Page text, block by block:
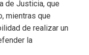
de Justicia, que
mientras que
de realizar un
la